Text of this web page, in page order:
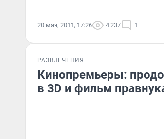
20 мая, 2011, 17:26 4 237 1
РАЗВЛЕЧЕНИЯ
Кинопремьеры:
в 3D и фильм